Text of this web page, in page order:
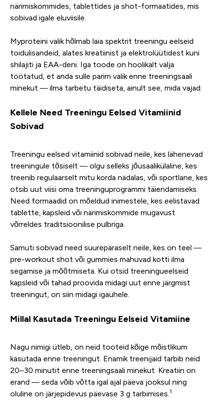
närimiskommides, tablettides ja shot-formaatides, mis
sobivad igale eluviisile.
Myproteini valik hõlmab laia spektrit treeningu eelseid
toidulisandeid, alates kreatiinist ja elektrolüütidest kuni
shilajiti ja EAA-deni. Iga toode on hoolikalt välja
töötatud, et anda sulle parim valik enne treeningsaali
minekut — ilma tarbetu täidiseta, ainult see, mida vajad.
Kellele Need Treeningu Eelsed Vitamiinid
Sobivad
Treeningu eelsed vitamiinid sobivad neile, kes lähenevad
treeningule tõsiselt — olgu selleks jõusaalikülaline, kes
treenib regulaarselt mitu korda nädalas, või sportlane, kes
otsib uut viisi oma treeninguprogrammi täiendamiseks.
Need formaadid on mõeldud inimestele, kes eelistavad
tablette, kapsleid või närimiskommide mugavust
võrreldes traditsioonilise pulbriga.
Samuti sobivad need suurepäraselt neile, kes on teel —
pre-workout shot või gummies mahuvad kotti ilma
segamise ja mõõtmiseta. Kui otsid treeningueelseid
kapsleid või tahad proovida midagi uut enne järgmist
treeningut, on siin midagi igaühele.
Millal Kasutada Treeningu Eelseid Vitamiine
Nagu nimigi ütleb, on neid tooteid kõige mõistlikum
kasutada enne treeningut. Enamik treenijaid tarbib neid
20–30 minutit enne treeningsaali minekut. Kreatiin on
erand — seda võib võtta igal ajal päeva jooksul ning
oluline on järjepidevus päevase 3 g tarbimises. 1